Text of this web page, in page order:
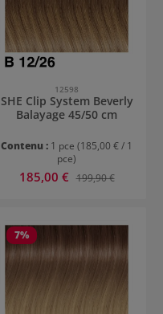
12598
SHE Clip System Beverly
Balayage 45/50 cm
Contenu : 1 pce (185,00 € / 1
pce)
Prix de vente :
185,00 € Prix régulier :
199,90 €
7%